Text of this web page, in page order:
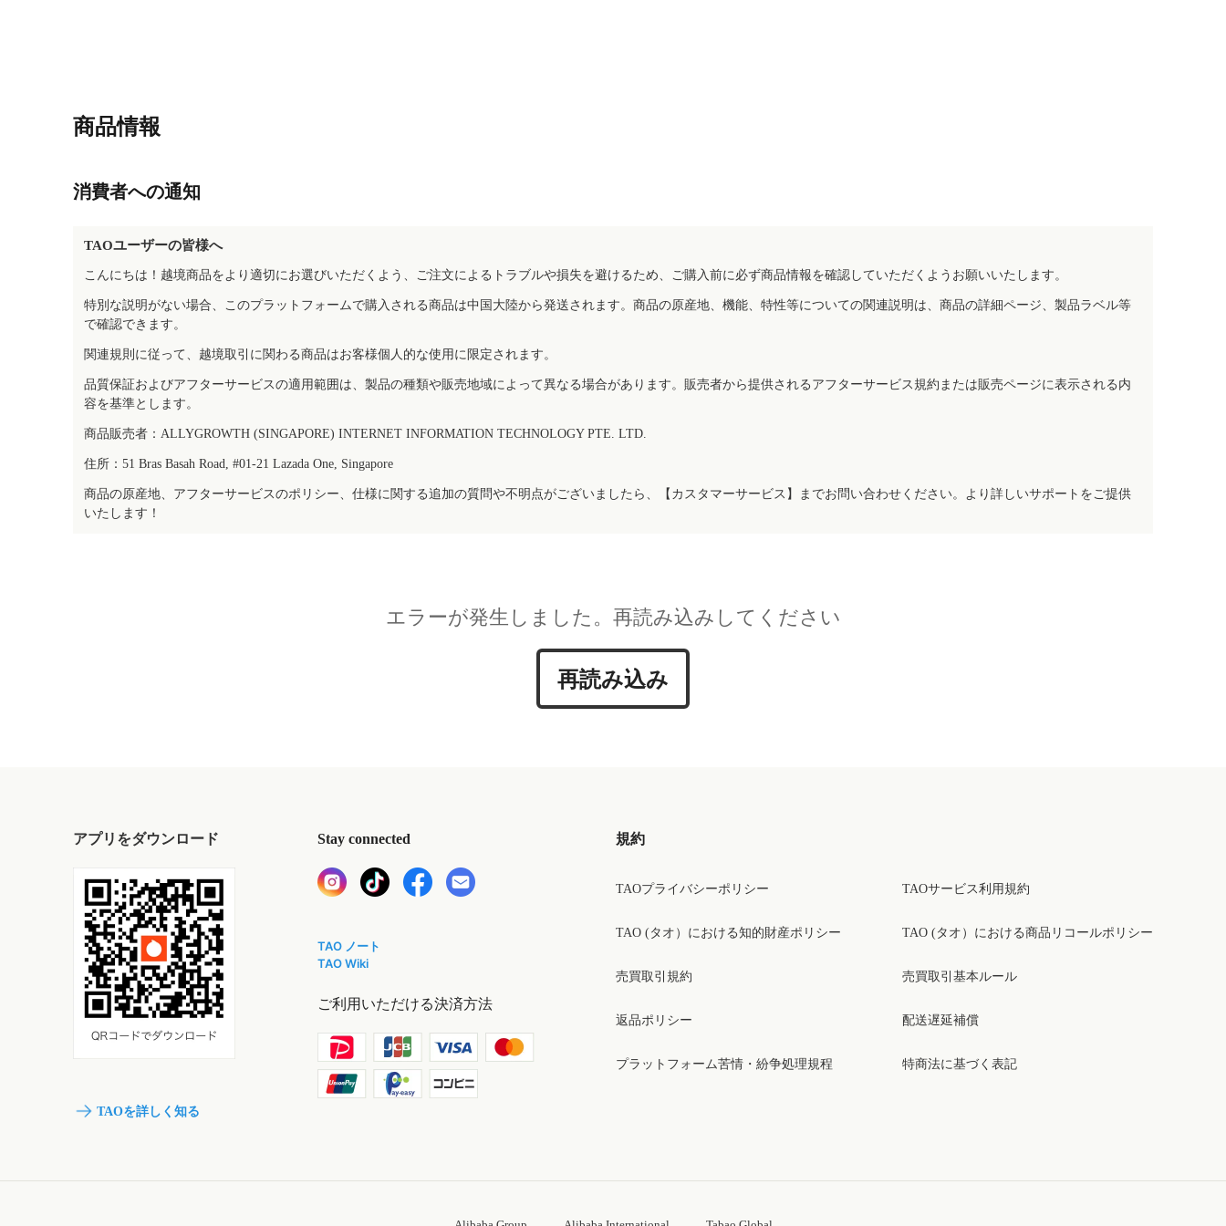
商品情報
消費者への通知
TAOユーザーの皆様へ
こんにちは！越境商品をより適切にお選びいただくよう、ご注文によるトラブルや損失を避けるため、ご購入前に必ず商品情報を確認していただくようお願いいたします。
特別な説明がない場合、このプラットフォームで購入される商品は中国大陸から発送されます。商品の原産地、機能、特性等についての関連説明は、商品の詳細ページ、製品ラベル等
で確認できます。
関連規則に従って、越境取引に関わる商品はお客様個人的な使用に限定されます。
品質保証およびアフターサービスの適用範囲は、製品の種類や販売地域によって異なる場合があります。販売者から提供されるアフターサービス規約または販売ページに表示される内
容を基準とします。
商品販売者：ALLYGROWTH (SINGAPORE) INTERNET INFORMATION TECHNOLOGY PTE. LTD.
住所：51 Bras Basah Road, #01-21 Lazada One, Singapore
商品の原産地、アフターサービスのポリシー、仕様に関する追加の質問や不明点がございましたら、【カスタマーサービス】までお問い合わせください。より詳しいサポートをご提供
いたします！
エラーが発生しました。再読み込みしてください
再読み込み
アプリをダウンロード
TAOを詳しく知る
Stay connected
TAO ノート
TAO Wiki
ご利用いただける決済方法
規約
TAOプライバシーポリシー
TAO (タオ）における知的財産ポリシー
売買取引規約
返品ポリシー
プラットフォーム苦情・紛争処理規程
TAOサービス利用規約
TAO (タオ）における商品リコールポリシー
売買取引基本ルール
配送遅延補償
特商法に基づく表記